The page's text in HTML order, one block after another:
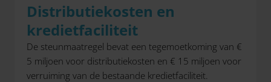
Distributiekosten en
kredietfaciliteit
De steunmaatregel bevat een tegemoetkoming van €
5 miljoen voor distributiekosten en € 15 miljoen voor
verruiming van de bestaande kredietfaciliteit.